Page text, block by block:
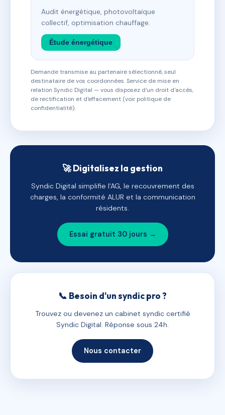
Audit énergétique, photovoltaïque
collectif, optimisation chauffage.
Étude énergétique
Demande transmise au partenaire sélectionné, seul
destinataire de vos coordonnées. Service de mise en
relation Syndic Digital — vous disposez d'un droit d'accès,
de rectification et d'effacement (voir politique de
confidentialité).
🚀 Digitalisez la gestion
Syndic Digital simplifie l'AG, le recouvrement des
charges, la conformité ALUR et la communication
résidents.
Essai gratuit 30 jours →
📞 Besoin d'un syndic pro ?
Trouvez ou devenez un cabinet syndic certifié
Syndic Digital. Réponse sous 24h.
Nous contacter